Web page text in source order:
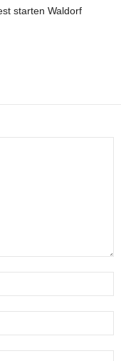
starten Waldorf